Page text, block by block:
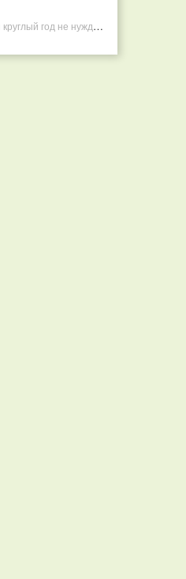
Горжусь тем, что моя семья круглый год не нуждается в покупных витаминах